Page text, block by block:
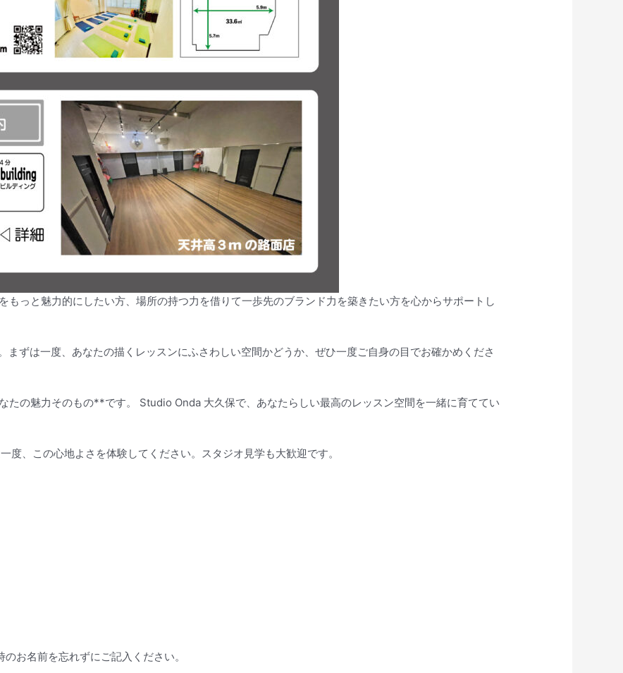
もっと魅力的にしたい方、場所の持つ力を借りて一歩先のブランド力を築きたい方を心からサポートし
まずは一度、あなたの描くレッスンにふさわしい空間かどうか、ぜひ一度ご自身の目でお確かめくださ
たの魅力そのもの**です。 Studio Onda 大久保で、あなたらしい最高のレッスン空間を一緒に育ててい
度、この心地よさを体験してください。スタジオ見学も大歓迎です。
お名前を忘れずにご記入ください。